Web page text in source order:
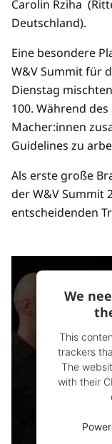
Carolin Rziha
Deutschland).
Eine besondere
W&V Summit für
Dienstag
100. Während
Macher:innen
Guidelines zu
Als erste große
der W&V Summit
entscheidenden
We
This
trackers
The
with their